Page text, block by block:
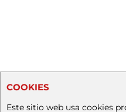
COOKIES
Este sitio web usa cookies